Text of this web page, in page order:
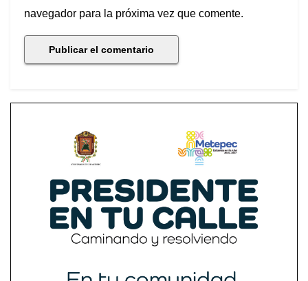
navegador para la próxima vez que comente.